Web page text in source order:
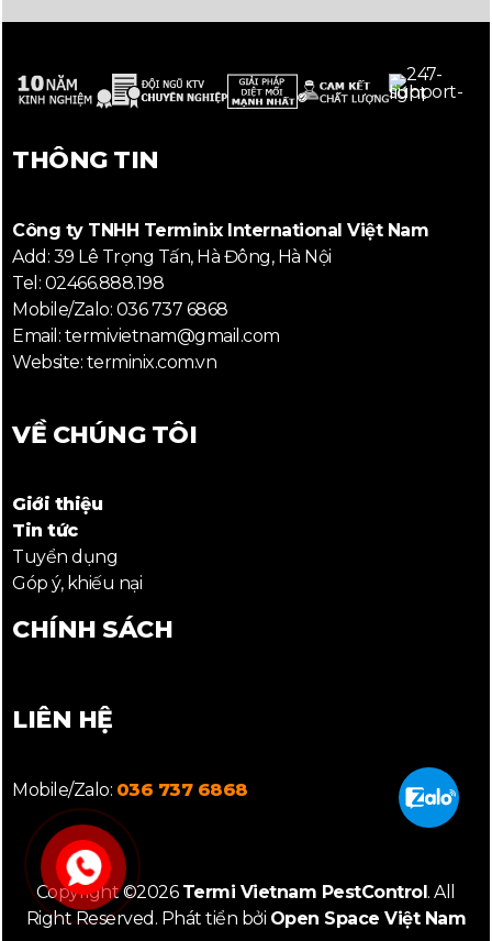
THÔNG TIN
Công ty TNHH Terminix International Việt Nam
Add: 39 Lê Trọng Tấn, Hà Đông, Hà Nội
Tel: 02466.888.198
Mobile/Zalo: 036 737 6868
Email: termivietnam@gmail.com
Website: terminix.com.vn
VỀ CHÚNG TÔI
Giới thiệu
Tin tức
Tuyển dụng
Góp ý, khiếu nại
CHÍNH SÁCH
LIÊN HỆ
Mobile/Zalo: 036 737 6868
Copyright ©2026 Termi Vietnam PestControl. All
Right Reserved. Phát tiển bởi Open Space Việt Nam